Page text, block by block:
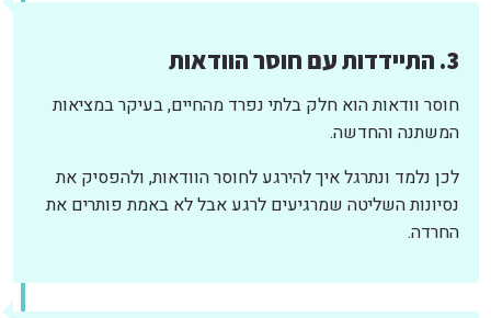
חוסר וודאות הוא חלק בלתי נפרד מהחיים, בעיקר במציאות
המשתנה והחדשה.
לכן נלמד ונתרגל איך להירגע לחוסר הוודאות, ולהפסיק את
נסיונות השליטה שמרגיעים לרגע אבל לא באמת פותרים את
החרדה.